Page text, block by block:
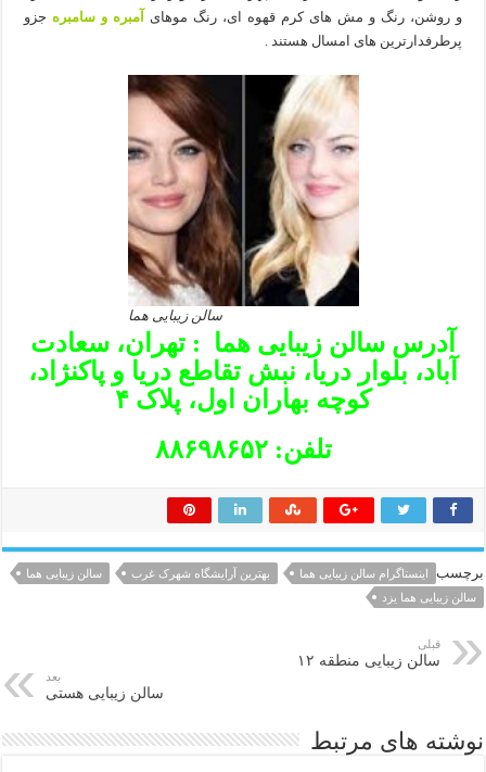
و روشن، رنگ و مش های کرم قهوه ای، رنگ موهای آمبره و سامبرهجزو
پرطرفدارترین های امسال هستند .
سالن زیبایی هما
آدرس سالن زیبایی هما : تهران، سعادت
آباد، بلوار دریا، نبش تقاطع دریا و پاکنژاد،
کوچه بهاران اول، پلاک ۴
تلفن: ۸۸۶۹۸۶۵۲
برچسب اینستاگرام سالن زیبایی هما بهترین آرایشگاه شهرک غرب
سالن زیبایی هما
سالن زیبایی هما یزد
قبلی
سالن زیبایی منطقه ۱۲
بعد
سالن زیبایی هستی
نوشته های مرتبط